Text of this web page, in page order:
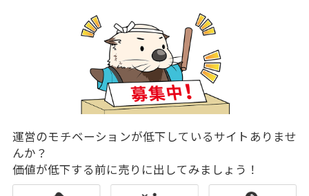
運営のモチベーションが低下しているサイトありませ
んか？
価値が低下する前に売りに出してみましょう！